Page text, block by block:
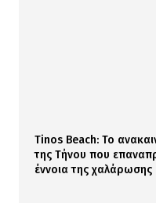
Tinos Beach: Το
της Τήνου που
έννοια της χαλάρωσης